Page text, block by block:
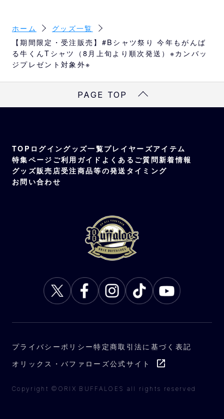
XL 78 58
※サイズは目安になります
ホーム
グッズ一覧
【期間限定・受注販売】#Bシャツ祭り 今年もがんば
る牛くんTシャツ（8月上旬より順次発送）※カンバッ
ジプレゼント対象外※
PAGE TOP
TOP ログイングッズ一覧プレイヤーズアイテム
特集ページ ご利用ガイド よくあるご質問新着情報
グッズ販売店受注商品等の発送タイミング
お問い合わせ
プライバシーポリシー特定商取引法に基づく表記
オリックス・バファローズ公式サイト
Copyright ©ORIX BUFFALOES all rights reserved